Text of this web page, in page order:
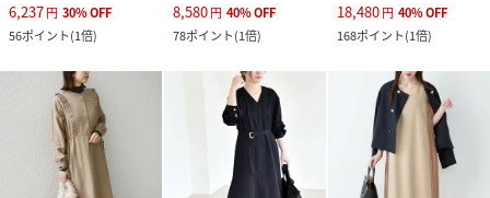
6,237円 30%OFF
56ポイント(1倍)
8,580円 40%OFF
78ポイント(1倍)
18,480円 40%OFF
168ポイント(1倍)